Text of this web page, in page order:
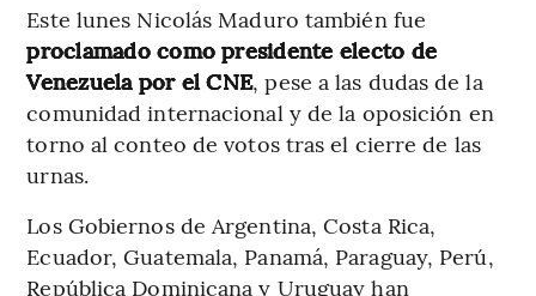
Este lunes Nicolás Maduro también fue
proclamado como presidente electo de
Venezuela por el CNE, pese a las dudas de la
comunidad internacional y de la oposición en
torno al conteo de votos tras el cierre de las
urnas.
Los Gobiernos de Argentina, Costa Rica,
Ecuador, Guatemala, Panamá, Paraguay, Perú,
República Dominicana y Uruguay han